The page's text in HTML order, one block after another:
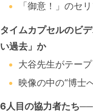
「御意！」のセ
タイムカプセルのビ
い過去」か
大谷先生がテー
映像の中の“博士
6人目の協力者たち